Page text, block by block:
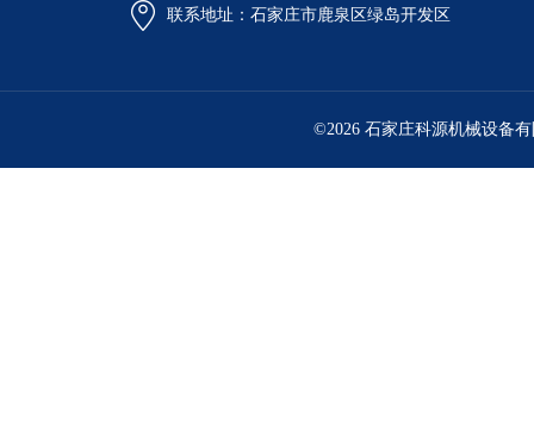
联系地址：石家庄市鹿泉区绿岛开发区
©2026 石家庄科源机械设备